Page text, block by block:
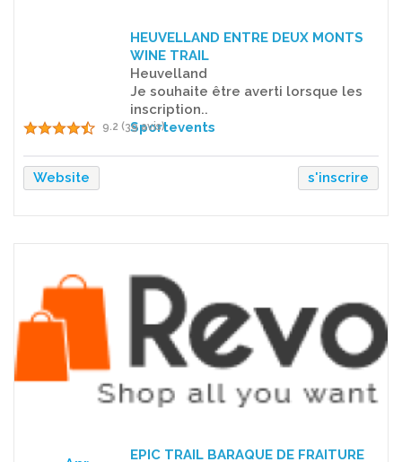
HEUVELLAND ENTRE DEUX MONTS
WINE TRAIL
Heuvelland
Je souhaite être averti lorsque les
inscription..
Sportevents
9.2 (39 avis)
Website s'inscrire
EPIC TRAIL BARAQUE DE FRAITURE